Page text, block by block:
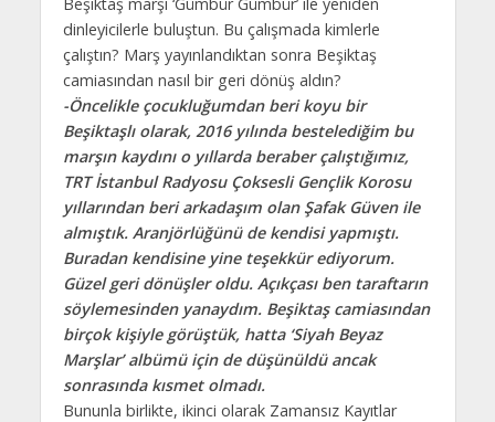
dinleyicilerle buluştun. Bu çalışmada kimlerle
çalıştın? Marş yayınlandıktan sonra Beşiktaş
camiasından nasıl bir geri dönüş aldın?
-Öncelikle çocukluğumdan beri koyu bir
Beşiktaşlı olarak, 2016 yılında bestelediğim bu
marşın kaydını o yıllarda beraber çalıştığımız,
TRT İstanbul Radyosu Çoksesli Gençlik Korosu
yıllarından beri arkadaşım olan Şafak Güven ile
almıştık. Aranjörlüğünü de kendisi yapmıştı.
Buradan kendisine yine teşekkür ediyorum.
Güzel geri dönüşler oldu. Açıkçası ben taraftarın
söylemesinden yanaydım. Beşiktaş camiasından
birçok kişiyle görüştük, hatta ‘Siyah Beyaz
Marşlar’ albümü için de düşünüldü ancak
sonrasında kısmet olmadı.
Bununla birlikte, ikinci olarak Zamansız Kayıtlar